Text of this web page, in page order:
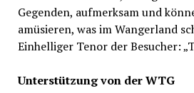
Gegenden, aufmerksam und
amüsieren, was im Wangerland
Einhelliger Tenor der Besucher:
Unterstützung von der WTG